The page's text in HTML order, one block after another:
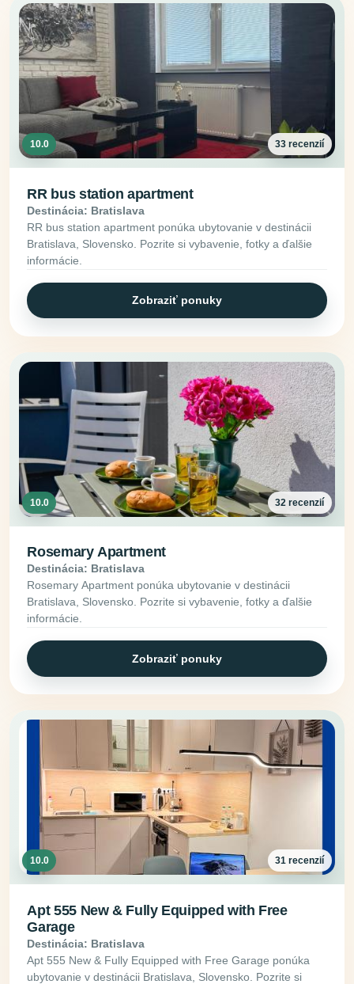
10.0 33 recenzií
RR bus station apartment
Destinácia: Bratislava
RR bus station apartment ponúka ubytovanie v destinácii
Bratislava, Slovensko. Pozrite si vybavenie, fotky a ďalšie
informácie.
Zobraziť ponuky
10.0 32 recenzií
Rosemary Apartment
Destinácia: Bratislava
Rosemary Apartment ponúka ubytovanie v destinácii
Bratislava, Slovensko. Pozrite si vybavenie, fotky a ďalšie
informácie.
Zobraziť ponuky
10.0 31 recenzií
Apt 555 New & Fully Equipped with Free
Garage
Destinácia: Bratislava
Apt 555 New & Fully Equipped with Free Garage ponúka
ubytovanie v destinácii Bratislava, Slovensko. Pozrite si